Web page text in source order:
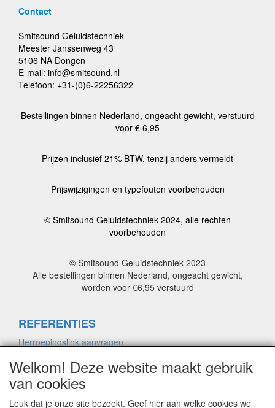
Contact
Smitsound Geluidstechniek
Meester Janssenweg 43
5106 NA Dongen
E-mail: info@smitsound.nl
Telefoon: +31-(0)6-22256322
Bestellingen binnen Nederland, ongeacht gewicht, verstuurd
voor € 6,95
Prijzen inclusief 21% BTW, tenzij anders vermeldt
Prijswijzigingen en typefouten voorbehouden
© Smitsound Geluidstechniek 2024, alle rechten
voorbehouden
© Smitsound Geluidstechniek 2023
Alle bestellingen binnen Nederland, ongeacht gewicht,
worden voor €6,95 verstuurd
REFERENTIES
Herroepingslink aanvragen
ALGEMENE VOORWAARDEN
Herroepingslink aanvragen
Welkom! Deze website maakt gebruik
van cookies
Leuk dat je onze site bezoekt. Geef hier aan welke cookies we